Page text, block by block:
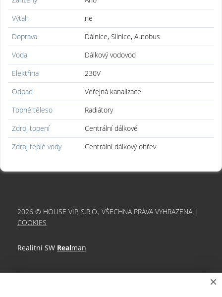
Výtah
ne
Doprava
Dálnice, Silnice, Autobus
Voda
Dálkový vodovod
Elektřina
230V
Odpad
Veřejná kanalizace
Topné těleso
Radiátory
Zdroj topení
Centrální dálkové
Zdroj teplé vody
Centrální dálkový ohřev
2026 © HOUSE VIP, S.R.O., VŠECHNA PRÁVA VYHRAZENA |
COOKIES
Realitní SW Realman
×